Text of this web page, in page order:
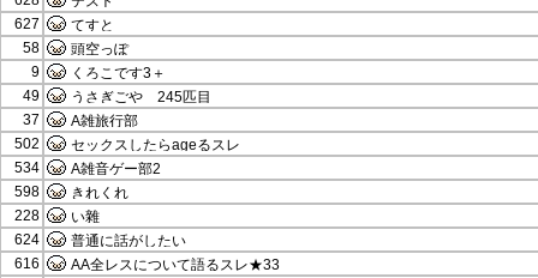
627
てすと
58
頭空っぽ
9
くろこです3＋
49
うさぎごや 245匹目
37
A雑旅行部
502
セックスしたらageるスレ
534
A雑音ゲー部2
598
きれくれ
228
い雜
624
普通に話がしたい
616
AA全レスについて語るスレ★33